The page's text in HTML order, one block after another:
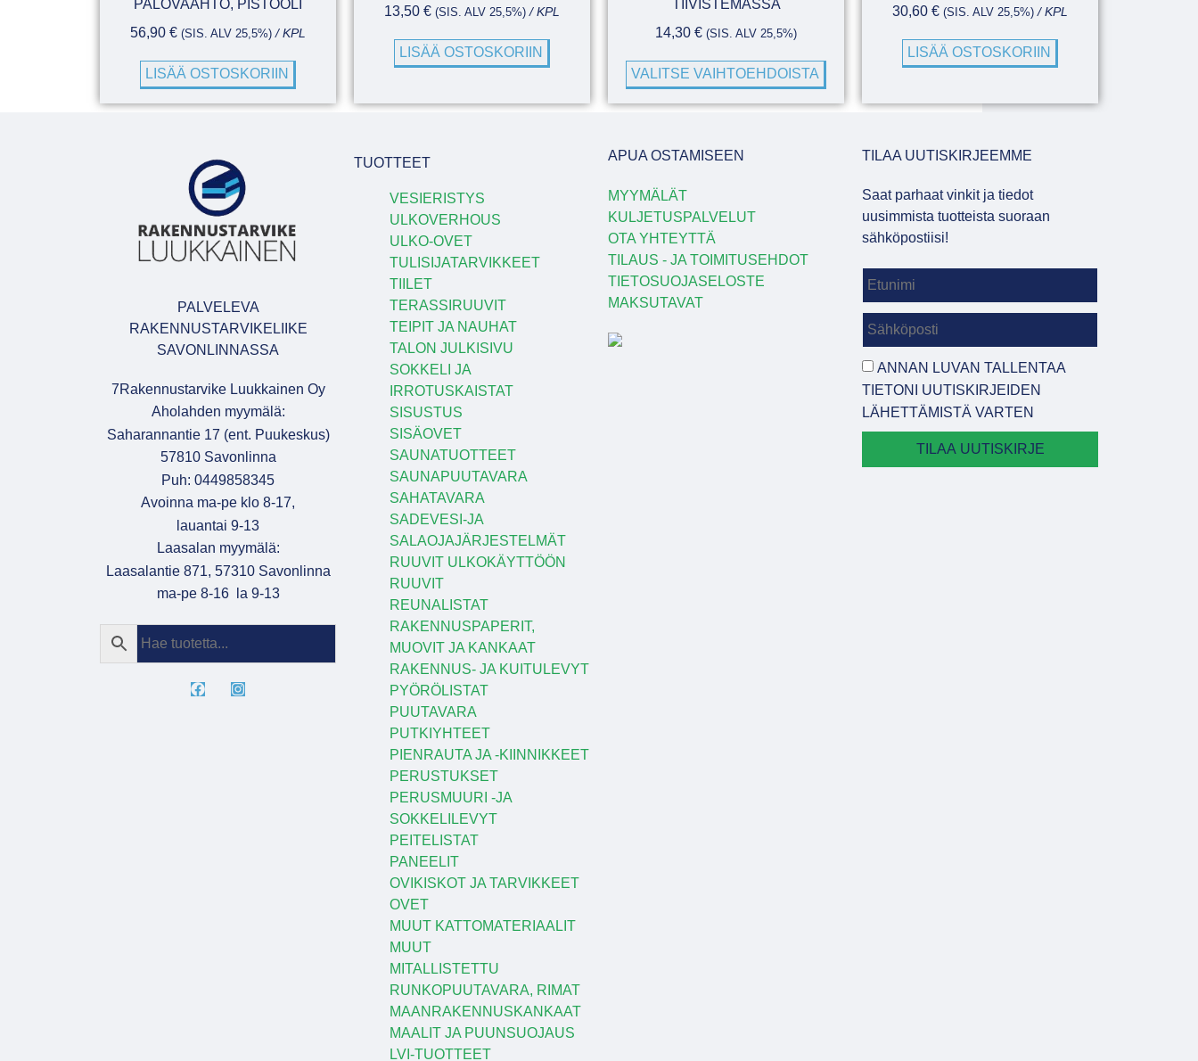
PALOVAAHTO, PISTOOLI
56,90 € (SIS. ALV 25,5%) / KPL
LISÄÄ OSTOSKORIIN
13,50 € (SIS. ALV 25,5%) / KPL
LISÄÄ OSTOSKORIIN
TIIVISTEMASSA
14,30 € (SIS. ALV 25,5%)
VALITSE VAIHTOEHDOISTA
30,60 € (SIS. ALV 25,5%) / KPL
LISÄÄ OSTOSKORIIN
PALVELEVA
RAKENNUSTARVIKELIIKE
SAVONLINNASSA
7Rakennustarvike Luukkainen Oy
Aholahden myymälä:
Saharannantie 17 (ent. Puukeskus)
57810 Savonlinna
Puh: 0449858345
Avoinna ma-pe klo 8-17,
lauantai 9-13
Laasalan myymälä:
Laasalantie 871, 57310 Savonlinna
ma-pe 8-16 la 9-13
TUOTTEET
VESIERISTYS
ULKOVERHOUS
ULKO-OVET
TULISIJATARVIKKEET
TIILET
TERASSIRUUVIT
TEIPIT JA NAUHAT
TALON JULKISIVU
SOKKELI JA
IRROTUSKAISTAT
SISUSTUS
SISÄOVET
SAUNATUOTTEET
SAUNAPUUTAVARA
SAHATAVARA
SADEVESI-JA
SALAOJAJÄRJESTELMÄT
RUUVIT ULKOKÄYTTÖÖN
RUUVIT
REUNALISTAT
RAKENNUSPAPERIT,
MUOVIT JA KANKAAT
RAKENNUS- JA KUITULEVYT
PYÖRÖLISTAT
PUUTAVARA
PUTKIYHTEET
PIENRAUTA JA -KIINNIKKEET
PERUSTUKSET
PERUSMUURI -JA
SOKKELILEVYT
PEITELISTAT
PANEELIT
OVIKISKOT JA TARVIKKEET
OVET
MUUT KATTOMATERIAALIT
MUUT
MITALLISTETTU
RUNKOPUUTAVARA, RIMAT
MAANRAKENNUSKANKAAT
MAALIT JA PUUNSUOJAUS
LVI-TUOTTEET
APUA OSTAMISEEN
MYYMÄLÄT
KULJETUSPALVELUT
OTA YHTEYTTÄ
TILAUS - JA TOIMITUSEHDOT
TIETOSUOJASELOSTE
MAKSUTAVAT
TILAA UUTISKIRJEEMME
Saat parhaat vinkit ja tiedot
uusimmista tuotteista suoraan
sähköpostiisi!
ANNAN LUVAN TALLENTAA
TIETONI UUTISKIRJEIDEN
LÄHETTÄMISTÄ VARTEN
TILAA UUTISKIRJE